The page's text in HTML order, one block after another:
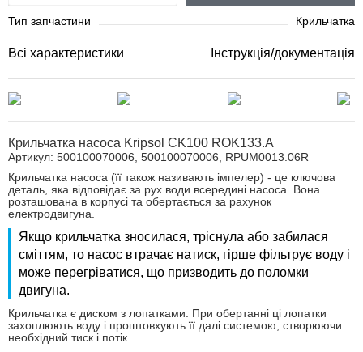
Тип запчастини Крильчатка
Всі характеристики Інструкція/документація
Крильчатка насоса Kripsol CK100 ROK133.A
Артикул: 500100070006, 500100070006, RPUM0013.06R
Крильчатка насоса (її також називають імпелер) - це ключова
деталь, яка відповідає за рух води всередині насоса. Вона
розташована в корпусі та обертається за рахунок
електродвигуна.
Якщо крильчатка зносилася, тріснула або забилася
сміттям, то насос втрачає натиск, гірше фільтрує воду і
може перегріватися, що призводить до поломки
двигуна.
Крильчатка є диском з лопатками. При обертанні ці лопатки
захоплюють воду і проштовхують її далі системою, створюючи
необхідний тиск і потік.